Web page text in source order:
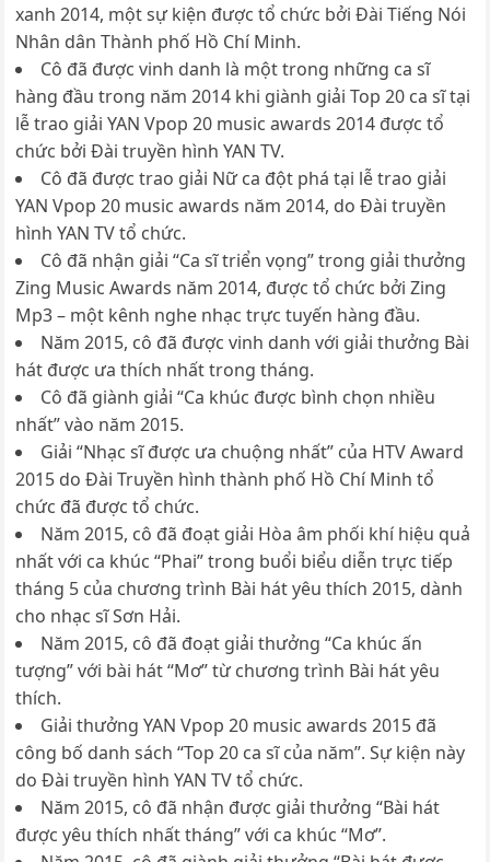
xanh 2014, một sự kiện được tổ chức bởi Đài Tiếng Nói
Nhân dân Thành phố Hồ Chí Minh.
Cô đã được vinh danh là một trong những ca sĩ
hàng đầu trong năm 2014 khi giành giải Top 20 ca sĩ tại
lễ trao giải YAN Vpop 20 music awards 2014 được tổ
chức bởi Đài truyền hình YAN TV.
Cô đã được trao giải Nữ ca đột phá tại lễ trao giải
YAN Vpop 20 music awards năm 2014, do Đài truyền
hình YAN TV tổ chức.
Cô đã nhận giải “Ca sĩ triển vọng” trong giải thưởng
Zing Music Awards năm 2014, được tổ chức bởi Zing
Mp3 – một kênh nghe nhạc trực tuyến hàng đầu.
Năm 2015, cô đã được vinh danh với giải thưởng Bài
hát được ưa thích nhất trong tháng.
Cô đã giành giải “Ca khúc được bình chọn nhiều
nhất” vào năm 2015.
Giải “Nhạc sĩ được ưa chuộng nhất” của HTV Award
2015 do Đài Truyền hình thành phố Hồ Chí Minh tổ
chức đã được tổ chức.
Năm 2015, cô đã đoạt giải Hòa âm phối khí hiệu quả
nhất với ca khúc “Phai” trong buổi biểu diễn trực tiếp
tháng 5 của chương trình Bài hát yêu thích 2015, dành
cho nhạc sĩ Sơn Hải.
Năm 2015, cô đã đoạt giải thưởng “Ca khúc ấn
tượng” với bài hát “Mơ” từ chương trình Bài hát yêu
thích.
Giải thưởng YAN Vpop 20 music awards 2015 đã
công bố danh sách “Top 20 ca sĩ của năm”. Sự kiện này
do Đài truyền hình YAN TV tổ chức.
Năm 2015, cô đã nhận được giải thưởng “Bài hát
được yêu thích nhất tháng” với ca khúc “Mơ”.